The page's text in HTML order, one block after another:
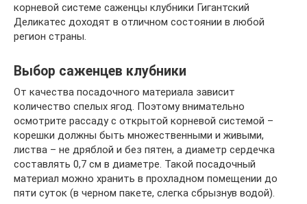
корневой системе саженцы клубники Гигантский
Деликатес доходят в отличном состоянии в любой
регион страны.
Выбор саженцев клубники
От качества посадочного материала зависит
количество спелых ягод. Поэтому внимательно
осмотрите рассаду с открытой корневой системой –
корешки должны быть множественными и живыми,
листва – не дряблой и без пятен, а диаметр сердечка
составлять 0,7 см в диаметре. Такой посадочный
материал можно хранить в прохладном помещении до
пяти суток (в черном пакете, слегка сбрызнув водой).